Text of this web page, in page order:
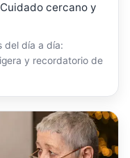
cercano y
del día a día:
y recordatorio de